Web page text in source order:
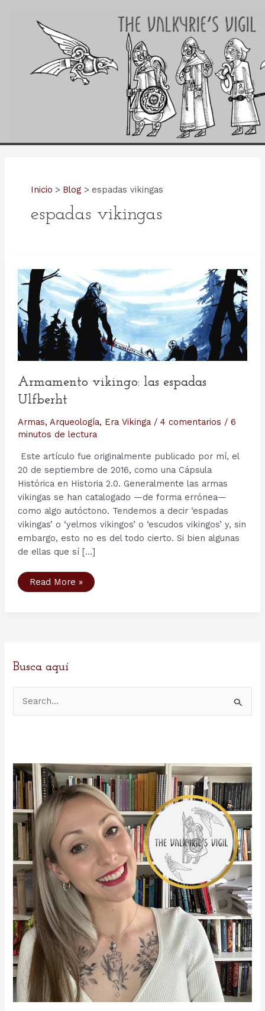
Inicio Blog espadas vikingas
espadas vikingas
Armamento vikingo: las espadas
Ulfberht
Armas, Arqueología, Era Vikinga/ 4 comentarios / 6
minutos de lectura
Este artículo fue originalmente publicado por mí, el
20 de septiembre de 2016, como una Cápsula
Histórica en Historia 2.0. Generalmente las armas
vikingas se han catalogado —de forma errónea—
como algo autóctono. Tendemos a decir ‘espadas
vikingas’ o ‘yelmos vikingos’ o ‘escudos vikingos’ y, sin
embargo, esto no es del todo cierto. Si bien algunas
de ellas que sí […]
Armamento
vikingo:
Read More »
Busca aquí
r
p
o
r
: